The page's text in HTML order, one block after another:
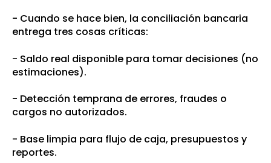
- Cuando se hace bien, la conciliación bancaria
entrega tres cosas críticas:
- Saldo real disponible para tomar decisiones (no
estimaciones).
- Detección temprana de errores, fraudes o
cargos no autorizados.
- Base limpia para flujo de caja, presupuestos y
reportes.